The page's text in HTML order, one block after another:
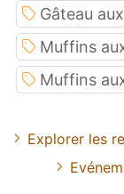
Gâteau
Muffins
Muffins
Explorer les